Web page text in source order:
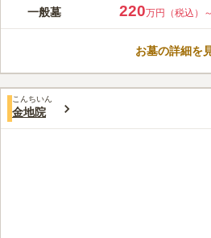
港区の中心に位置している、浄土
ち着いた雰囲気の中、お参りで
口コミ評価
この霊園はまだ誰からも評価されていません
一般墓 220万円（税込）～
お墓の詳細を
こんちいん
金地院